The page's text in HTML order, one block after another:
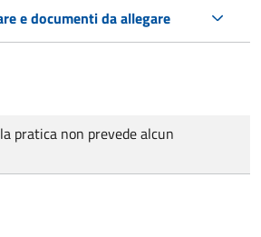
e documenti da allegare
pratica non prevede alcun